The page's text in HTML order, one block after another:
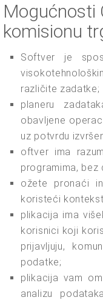
Mogućnosti
komisionu
Softver je
različite zadatke;
planeru
obavljene
uz potvrdu
oftver ima
programima, bez
ožete pronaći
koristeći
plikacija ima
korisnici koji
prijavljuju,
podatke;
plikacija vam
analizu